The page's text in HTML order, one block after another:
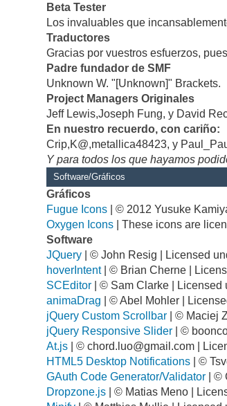
Beta Tester
Los invaluables que
Traductores
Gracias por vuestros esfuerzos,
Padre fundador de SMF
Unknown W. "[Unknown]" Brackets.
Project Managers Originales
Jeff Lewis,Joseph Fung, y David
En nuestro recuerdo, con cariño:
Crip,K@,metallica48423, y
Y para todos los que hayamos
Software/Gráficos
Gráficos
Fugue Icons | © 2012 Yusuke
Oxygen Icons | These icons are
Software
JQuery | © John Resig | Licensed
hoverIntent| © Brian Cherne |
SCEditor | © Sam Clarke |
animaDrag | © Abel Mohler |
jQuery Custom Scrollbar | © Maciej
jQuery Responsive Slider | ©
At.js | ©chord.luo@gmail.com |
HTML5 Desktop Notifications | ©
GAuth Code Generator/Validator | ©
Dropzone.js | © Matias Meno |